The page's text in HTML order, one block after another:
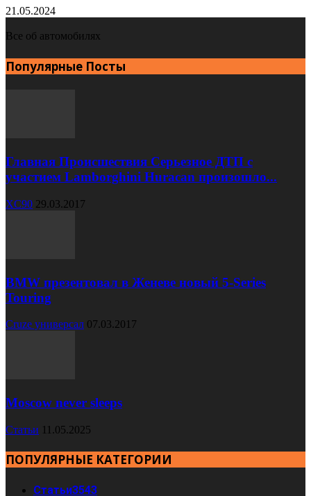
21.05.2024
Все об автомобилях
Популярные Посты
Главная Происшествия Серьезное ДТП с
участием Lamborghini Huracan произошло...
XC90 29.03.2017
BMW презентовал в Женеве новый 5-Series
Touring
Cruze универсал 07.03.2017
Moscow never sleeps
Статьи 11.05.2025
ПОПУЛЯРНЫЕ КАТЕГОРИИ
Статьи3543